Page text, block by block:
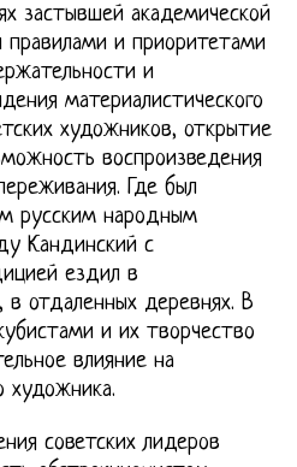
застывшей академической
и приоритетами
и
материалистического
художников, открытие
воспроизведения
Где был
русским народным
Кандинский с
ездил в
в отдаленных деревнях. В
и их творчество
влияние на
художника.
советских лидеров